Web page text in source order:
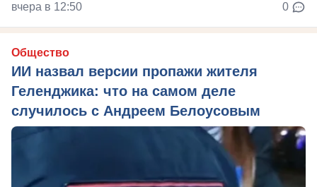
вчера в 12:50 0
Общество
ИИ назвал версии пропажи жителя
Геленджика: что на самом деле
случилось с Андреем Белоусовым